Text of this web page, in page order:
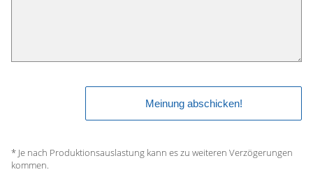
* Je nach Produktionsauslastung kann es zu weiteren Verzögerungen
kommen.